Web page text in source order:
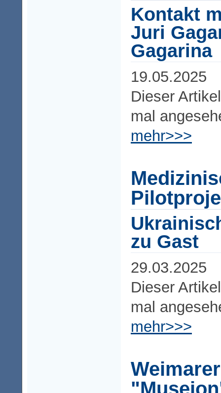
Kontakt
Juri
Gagarina
19.05.2025
Dieser
mal
mehr>>>
zu Gast
29.03.2025
Dieser
mal
mehr>>>